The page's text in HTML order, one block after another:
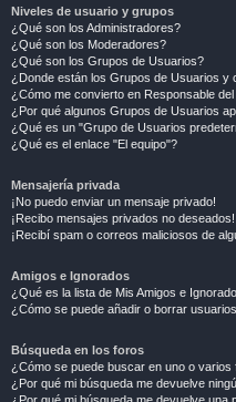
Niveles de usuario y grupos
¿Qué son los Administradores?
¿Qué son los Moderadores?
¿Qué son los Grupos de Usuarios?
¿Donde están los Grupos de Usuarios y
¿Cómo me convierto en Responsable
¿Por qué algunos Grupos de Usuarios
¿Qué es un "Grupo de Usuarios
¿Qué es el enlace "El equipo"?
Mensajería privada
¡No puedo enviar un mensaje privado!
¡Recibo mensajes privados no deseados!
¡Recibí spam o correos maliciosos de
Amigos e Ignorados
¿Qué es la lista de Mis Amigos e
¿Cómo se puede añadir o borrar
Búsqueda en los foros
¿Cómo se puede buscar en uno o varios
¿Por qué mi búsqueda me devuelve